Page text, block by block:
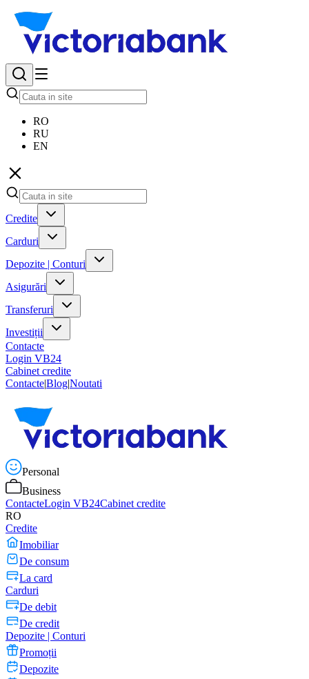
RO
RU
EN
Credite
Carduri
Depozite | Conturi
Asigurări
Transferuri
Investiții
Contacte
Login VB24
Cabinet credite
Contacte|Blog|Noutati
Personal
Business
ContacteLogin VB24Cabinet credite
RO
Credite
Imobiliar
De consum
La card
Carduri
De debit
De credit
Depozite | Conturi
Promoții
Depozite